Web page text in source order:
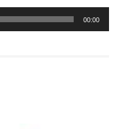
00:00